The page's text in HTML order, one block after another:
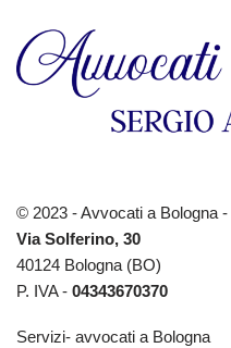
© 2023 - Avvocati a Bologna -
Via Solferino, 30
40124 Bologna (BO)
P. IVA - 04343670370
Servizi- avvocati a Bologna